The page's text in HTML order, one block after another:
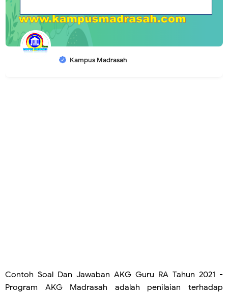
Kampus Madrasah
Contoh Soal Dan Jawaban AKG Guru RA Tahun 2021 -
Program AKG Madrasah adalah penilaian terhadap